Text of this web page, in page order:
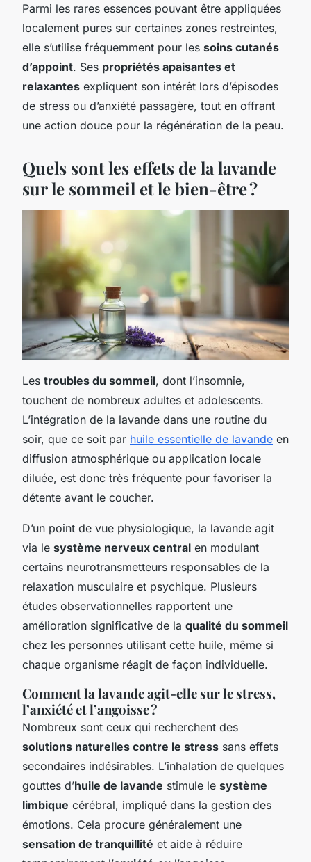
Parmi les rares essences pouvant être appliquées
localement pures sur certaines zones restreintes,
elle s’utilise fréquemment pour les soins cutanés
d’appoint. Ses propriétés apaisantes et
relaxantes expliquent son intérêt lors d’épisodes
de stress ou d’anxiété passagère, tout en offrant
une action douce pour la régénération de la peau.
Quels sont les effets de la lavande
sur le sommeil et le bien-être ?
Les troubles du sommeil, dont l’insomnie,
touchent de nombreux adultes et adolescents.
L’intégration de la lavande dans une routine du
soir, que ce soit par huile essentielle de lavande en
diffusion atmosphérique ou application locale
diluée, est donc très fréquente pour favoriser la
détente avant le coucher.
D’un point de vue physiologique, la lavande agit
via le système nerveux central en modulant
certains neurotransmetteurs responsables de la
relaxation musculaire et psychique. Plusieurs
études observationnelles rapportent une
amélioration significative de la qualité du sommeil
chez les personnes utilisant cette huile, même si
chaque organisme réagit de façon individuelle.
Comment la lavande agit-elle sur le stress,
l’anxiété et l’angoisse ?
Nombreux sont ceux qui recherchent des
solutions naturelles contre le stress sans effets
secondaires indésirables. L’inhalation de quelques
gouttes d’huile de lavande stimule le système
limbique cérébral, impliqué dans la gestion des
émotions. Cela procure généralement une
sensation de tranquillité et aide à réduire